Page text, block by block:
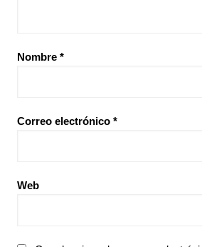
Nombre *
Correo electrónico *
Web